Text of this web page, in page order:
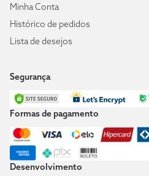
Minha Conta
Histórico de pedidos
Lista de desejos
Segurança
Formas de pagamento
Desenvolvimento